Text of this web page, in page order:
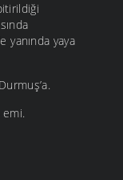
yanında yaya